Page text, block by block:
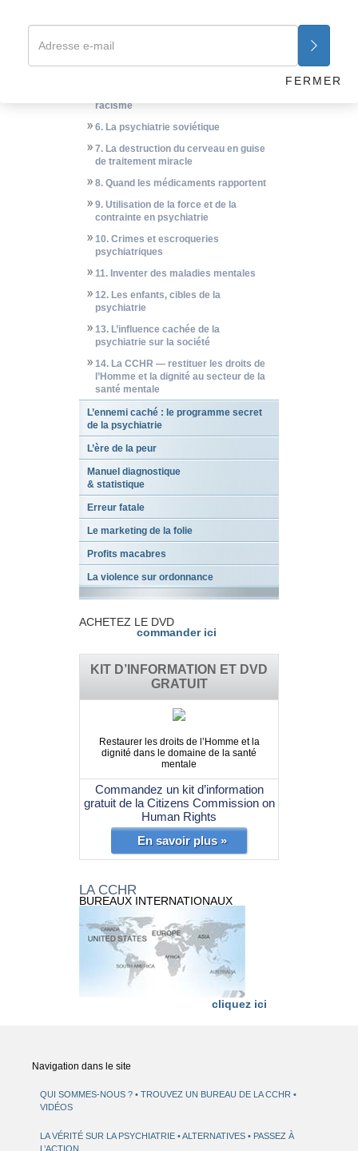
racisme
6. La psychiatrie soviétique
7. La destruction du cerveau en guise
de traitement miracle
8. Quand les médicaments rapportent
9. Utilisation de la force et de la
contrainte en psychiatrie
10. Crimes et escroqueries
psychiatriques
11. Inventer des maladies mentales
12. Les enfants, cibles de la
psychiatrie
13. L’influence cachée de la
psychiatrie sur la société
14. La CCHR — restituer les droits de
l’Homme et la dignité au secteur de la
santé mentale
L’ennemi caché : le programme secret
de la psychiatrie
L’ère de la peur
Manuel diagnostique
& statistique
Erreur fatale
Le marketing de la folie
Profits macabres
La violence sur ordonnance
ACHETEZ LE DVD
commander ici
KIT D’INFORMATION ET DVD
GRATUIT
Restaurer les droits de l’Homme et la
dignité dans le domaine de la santé
mentale
Commandez un kit d’information
gratuit de la Citizens Commission on
Human Rights
En savoir plus »
LA CCHR
BUREAUX INTERNATIONAUX
cliquez ici
Navigation dans le site
QUI SOMMES-NOUS ?
TROUVEZ UN BUREAU DE LA CCHR
VIDÉOS
LA VÉRITÉ SUR LA PSYCHIATRIE ALTERNATIVES
PASSEZ À
L’ACTION
FERMER